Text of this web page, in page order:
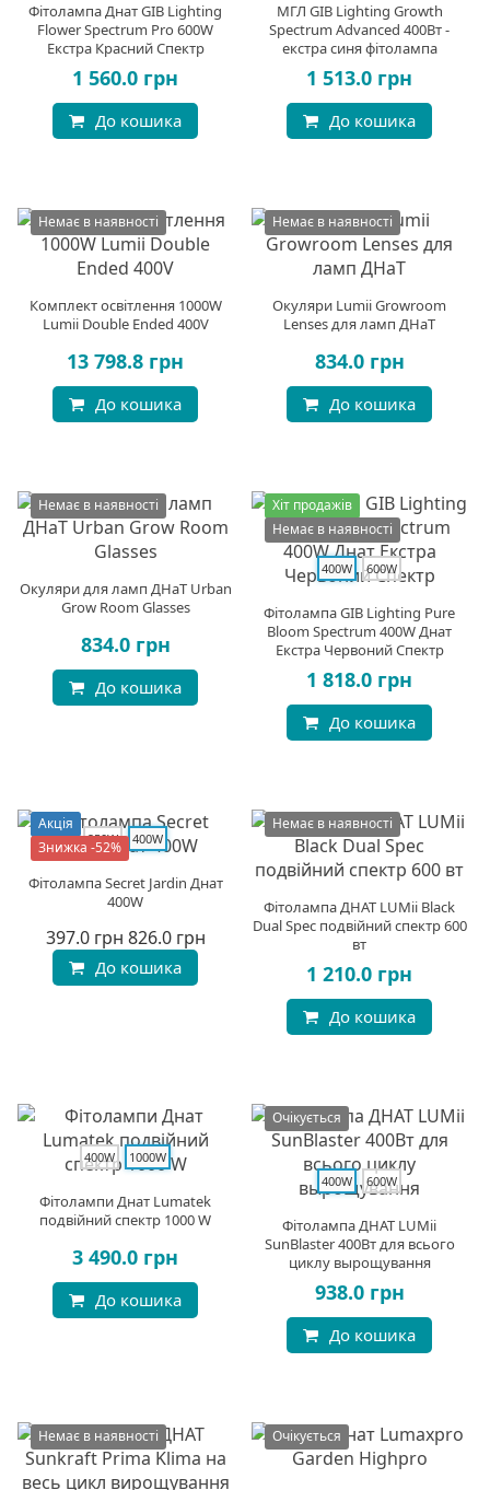
Фітолампа Днат GIB Lighting
Flower Spectrum Pro 600W
Екстра Красний Спектр
1 560.0 грн
До кошика
МГЛ GIB Lighting Growth
Spectrum Advanced 400Вт -
екстра синя фітолампа
1 513.0 грн
До кошика
Немає в наявності
Комплект освітлення 1000W
Lumii Double Ended 400V
13 798.8 грн
До кошика
Немає в наявності
Окуляри Lumii Growroom
Lenses для ламп ДНаТ
834.0 грн
До кошика
Немає в наявності
Окуляри для ламп ДНаТ Urban
Grow Room Glasses
834.0 грн
До кошика
Хіт продажів
Немає в наявності
400W 600W
Фітолампа GIB Lighting Pure
Bloom Spectrum 400W Днат
Екстра Червоний Спектр
1 818.0 грн
До кошика
Акція
Знижка -52%
250W 400W
Фітолампа Secret Jardin Днат
400W
397.0 грн 826.0 грн
До кошика
Немає в наявності
Фітолампа ДНАТ LUMii Black
Dual Spec подвійний спектр 600
вт
1 210.0 грн
До кошика
400W 1000W
Фітолампи Днат Lumatek
подвійний спектр 1000 W
3 490.0 грн
До кошика
Очікується
400W 600W
Фітолампа ДНАТ LUMii
SunBlaster 400Вт для всього
циклу вырощування
938.0 грн
До кошика
Немає в наявності Очікується